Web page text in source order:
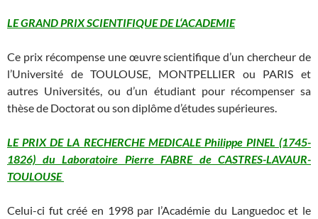
LE GRAND PRIX SCIENTIFIQUE DE L‘ACADEMIE
Ce prix récompense une œuvre scientifique d’un chercheur de
l’Université de TOULOUSE, MONTPELLIER ou PARIS et
autres Universités, ou d’un étudiant pour récompenser sa
thèse de Doctorat ou son diplôme d’études supérieures.
LE PRIX DE LA RECHERCHE MEDICALE Philippe PINEL (1745-
1826) du Laboratoire Pierre FABRE de CASTRES-LAVAUR-
TOULOUSE
Celui-ci fut créé en 1998 par l’Académie du Languedoc et le